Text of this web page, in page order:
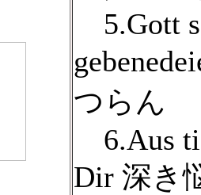
5.Gott
つらん
6.Aus
Dir 深き